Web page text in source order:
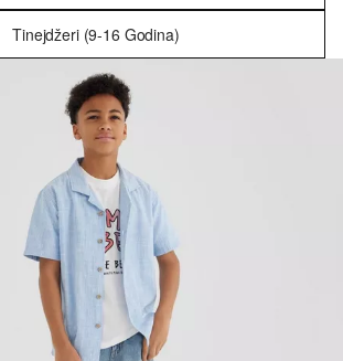
Tinejdžeri (9-16 Godina)